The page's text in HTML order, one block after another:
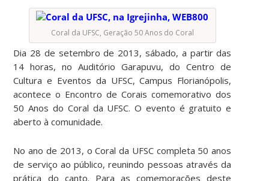
Coral da UFSC, Geração 50 Anos do Coral
Dia 28 de setembro de 2013, sábado, a partir das
14 horas, no Auditório Garapuvu, do Centro de
Cultura e Eventos da UFSC, Campus Florianópolis,
acontece o Encontro de Corais comemorativo dos
50 Anos do Coral da UFSC. O evento é gratuito e
aberto à comunidade.
No ano de 2013, o Coral da UFSC completa 50 anos
de serviço ao público, reunindo pessoas através da
prática do canto. Para as comemorações deste